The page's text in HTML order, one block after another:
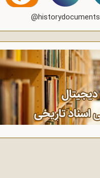
@historydocuments